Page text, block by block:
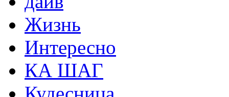
Жизнь
Интересно
КА ШАГ